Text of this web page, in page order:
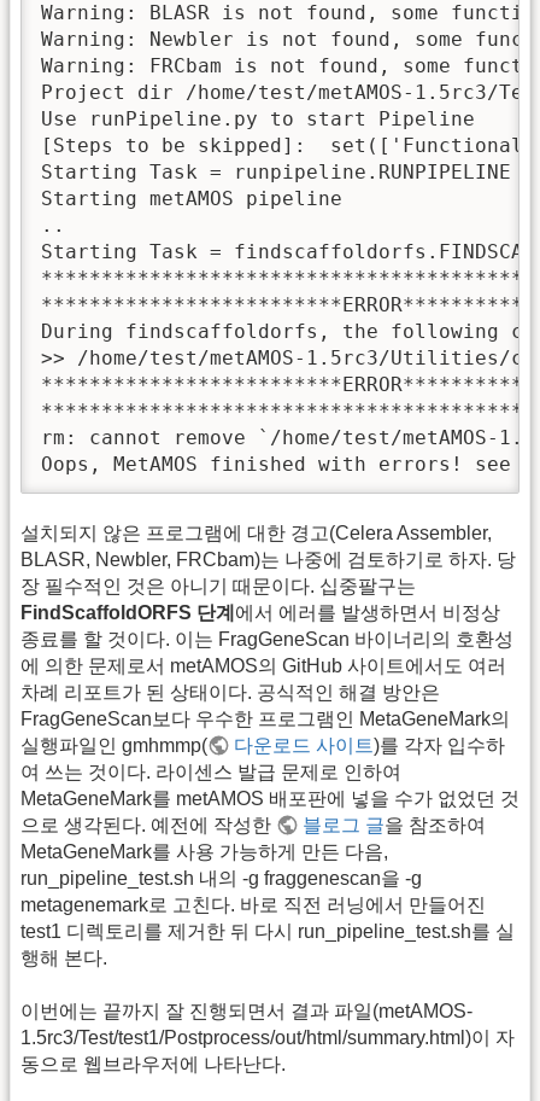
Warning: BLASR is not found, some
Warning: Newbler is not found, some
Warning: FRCbam is not found, some
Project dir /home/test/metAMOS-1.5rc3/
Use runPipeline.py to start Pipeline
[Steps to be skipped]:
Starting Task = runpipeline.RUNPIPELINE
Starting metAMOS pipeline
..
Starting Task =
During findscaffoldorfs, the following
>> /home/test/metAMOS-1.5rc3/Utilities/
rm: cannot remove `/home/test/metAMOS-
Oops, MetAMOS finished with errors!
설치되지 않은 프로그램에 대한 경고(Celera Assembler,
BLASR, Newbler, FRCbam)는 나중에 검토하기로 하자. 당
장 필수적인 것은 아니기 때문이다. 십중팔구는
FindScaffoldORFS 단계 에서 에러를 발생하면서 비정상
종료를 할 것이다. 이는 FragGeneScan 바이너리의 호환성
에 의한 문제로서 metAMOS의 GitHub 사이트에서도 여러
차례 리포트가 된 상태이다. 공식적인 해결 방안은
FragGeneScan보다 우수한 프로그램인 MetaGeneMark의
실행파일인 gmhmmp(
다운로드 사이트)를 각자 입수하
여 쓰는 것이다. 라이센스 발급 문제로 인하여
MetaGeneMark를 metAMOS 배포판에 넣을 수가 없었던 것
으로 생각된다. 예전에 작성한
블로그 글을 참조하여
MetaGeneMark를 사용 가능하게 만든 다음,
run_pipeline_test.sh 내의 -g fraggenescan을 -g
metagenemark로 고친다. 바로 직전 러닝에서 만들어진
test1 디렉토리를 제거한 뒤 다시 run_pipeline_test.sh를 실
행해 본다.
이번에는 끝까지 잘 진행되면서 결과 파일(metAMOS-
1.5rc3/Test/test1/Postprocess/out/html/summary.html)이 자
동으로 웹브라우저에 나타난다.